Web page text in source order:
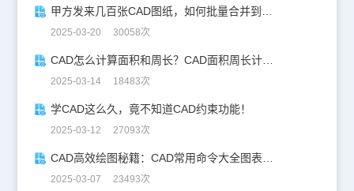
2025-03-20 30058次
CAD怎么计算面积和周长？CAD面积周长计算全攻略
2025-03-14 18483次
学CAD这么久，竟不知道CAD约束功能！
2025-03-12 27093次
2025-03-07 23493次